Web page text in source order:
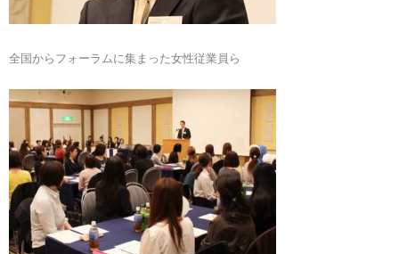
全国からフォーラムに集まった女性従業員ら